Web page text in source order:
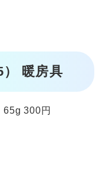
暖房具
65g 300円